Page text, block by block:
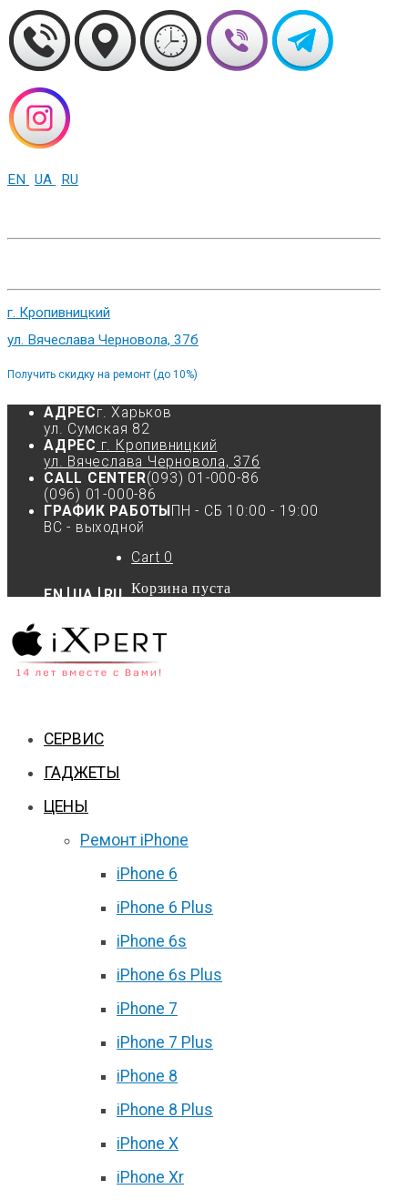
EN UA RU
г. Кропивницкий
ул. Вячеслава Черновола, 37б
Получить скидку на ремонт (до 10%)
АДРЕСг. Харьков
ул. Сумская 82
АДРЕС г. Кропивницкий
ул. Вячеслава Черновола, 37б
CALL CENTER(093) 01-000-86
(096) 01-000-86
ГРАФИК РАБОТЫ ПН - СБ 10:00 - 19:00
ВС - выходной
EN UA RU
Cart 0
Корзина пуста
СЕРВИС
ГАДЖЕТЫ
ЦЕНЫ
Ремонт iPhone
iPhone 6
iPhone 6 Plus
iPhone 6s
iPhone 6s Plus
iPhone 7
iPhone 7 Plus
iPhone 8
iPhone 8 Plus
iPhone X
iPhone Xr